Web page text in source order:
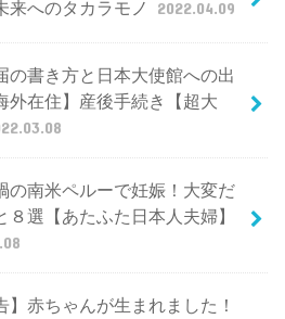
来へのタカラモノ
2022.04.09
の書き方と日本大使館への出
外在住】産後手続き【超大
の南米ペルーで妊娠！大変だ
８選【あたふた日本人夫婦】
】赤ちゃんが生まれました！